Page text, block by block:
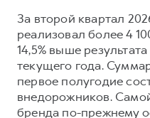
За второй квартал
реализовал более 4
14,5% выше
текущего года.
первое полугодие
внедорожников.
бренда по-прежнему